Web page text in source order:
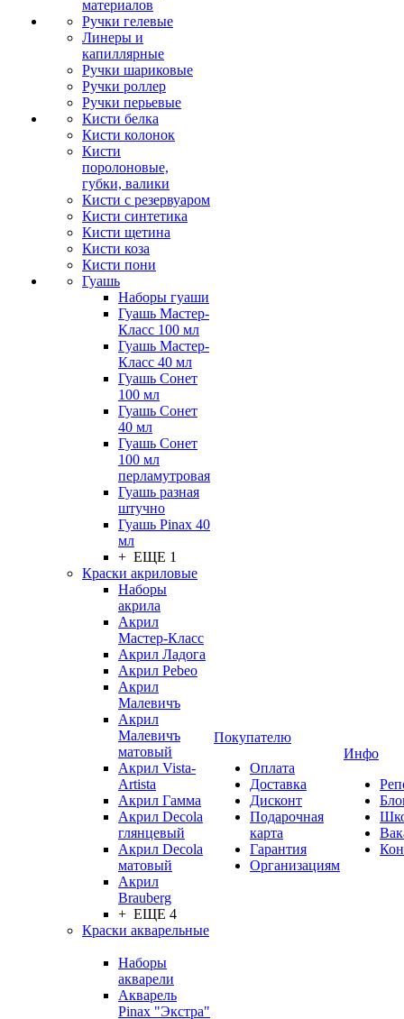
материалов
Ручки гелевые
Линеры и
капиллярные
Ручки шариковые
Ручки роллер
Ручки перьевые
Кисти белка
Кисти колонок
Кисти
поролоновые,
губки, валики
Кисти с резервуаром
Кисти синтетика
Кисти щетина
Кисти коза
Кисти пони
Гуашь
Наборы гуаши
Гуашь Мастер-
Класс 100 мл
Гуашь Мастер-
Класс 40 мл
Гуашь Сонет
100 мл
Гуашь Сонет
40 мл
Гуашь Сонет
100 мл
перламутровая
Гуашь разная
штучно
Гуашь Pinax 40
мл
+ ЕЩЕ 1
Краски акриловые
Наборы
акрила
Акрил
Мастер-Класс
Акрил Ладога
Акрил Pebeo
Акрил
Малевичъ
Акрил
Малевичъ
матовый
Акрил Vista-
Artista
Акрил Гамма
Акрил Decola
глянцевый
Акрил Decola
матовый
Акрил
Brauberg
+ ЕЩЕ 4
Краски акварельные
Наборы
акварели
Акварель
Pinax "Экстра"
Покупателю
Оплата
Доставка
Дисконт
Подарочная
карта
Гарантия
Организациям
Инфо